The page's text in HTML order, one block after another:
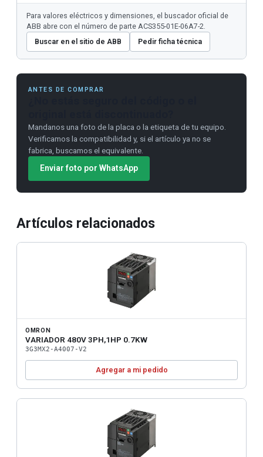
Para valores eléctricos y dimensiones, el buscador oficial de
ABB abre con el número de parte ACS355-01E-06A7-2.
Buscar en el sitio de ABB
Pedir ficha técnica
ANTES DE COMPRAR
Mandanos una foto de la placa o la etiqueta de tu equipo.
Verificamos la compatibilidad y, si el artículo ya no se
fabrica, buscamos el equivalente.
Enviar foto por WhatsApp
Artículos relacionados
OMRON
VARIADOR 480V 3PH,1HP 0.7KW
3G3MX2-A4007-V2
Agregar a mi pedido